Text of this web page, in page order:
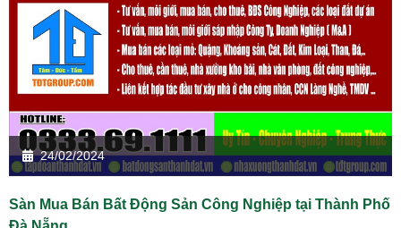
24/02/2024
Sàn Mua Bán Bất Động Sản Công Nghiệp tại Thành Phố